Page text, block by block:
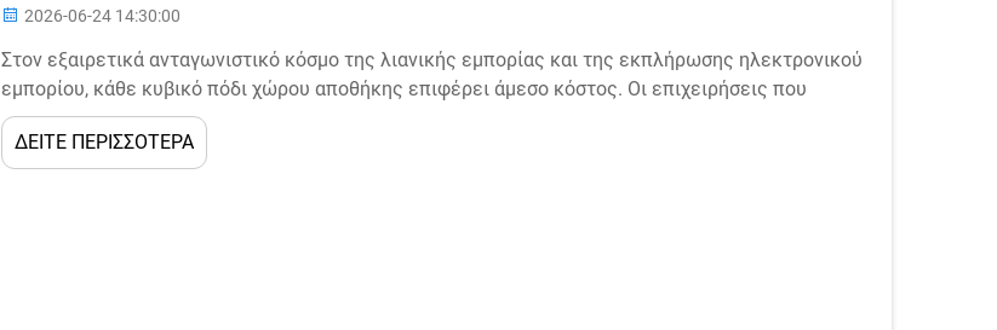
2026-06-24 14:30:00
Στον εξαιρετικά ανταγωνιστικό κόσμο της λιανικής εμπορίας και της εκπλήρωσης ηλεκτρονικού
εμπορίου, κάθε κυβικό πόδι χώρου αποθήκης επιφέρει άμεσο κόστος. Οι επιχειρήσεις που
ασχολούνται με στρώματα, μαξιλάρια και συναφή προϊόντα ύπνου αντιμετωπίζουν μια ιδιαίτερα
οξεία πρόκληση: τα όγκινα προϊόντα από αφρό...
ΔΕΙΤΕ ΠΕΡΙΣΣΟΤΕΡΑ